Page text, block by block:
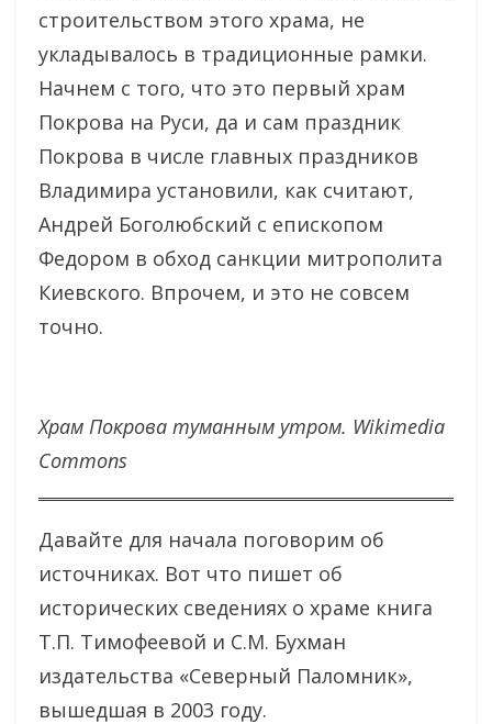
строительством этого храма, не
укладывалось в традиционные рамки.
Начнем с того, что это первый храм
Покрова на Руси, да и сам праздник
Покрова в числе главных праздников
Владимира установили, как считают,
Андрей Боголюбский с епископом
Федором в обход санкции митрополита
Киевского. Впрочем, и это не совсем
точно.
Храм Покрова туманным утром. Wikimedia
Commons
Давайте для начала поговорим об
источниках. Вот что пишет об
исторических сведениях о храме книга
Т.П. Тимофеевой и С.М. Бухман
издательства «Северный Паломник»,
вышедшая в 2003 году.